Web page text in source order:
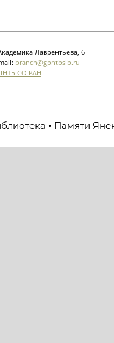
Лаврентьева, 6
branch@gpntbsib.ru
СО РАН
• Памяти